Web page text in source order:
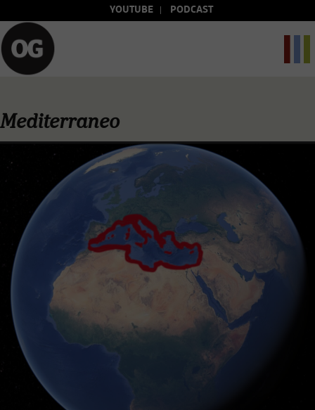
YOUTUBE PODCAST
Mediterraneo